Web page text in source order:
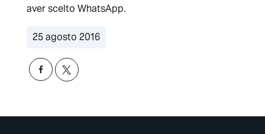
aver scelto WhatsApp.
25 agosto 2016